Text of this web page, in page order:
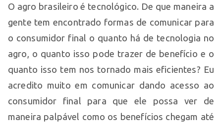
O agro brasileiro é tecnológico. De que maneira a
gente tem encontrado formas de comunicar para
o consumidor final o quanto há de tecnologia no
agro, o quanto isso pode trazer de benefício e o
quanto isso tem nos tornado mais eficientes? Eu
acredito muito em comunicar dando acesso ao
consumidor final para que ele possa ver de
maneira palpável como os benefícios chegam até